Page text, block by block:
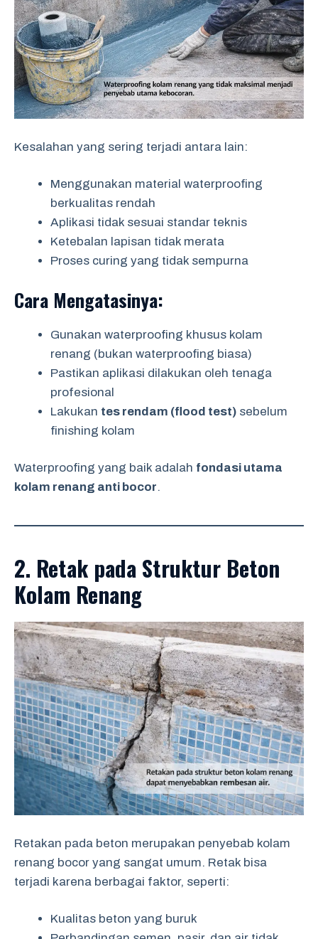
Kesalahan yang sering terjadi antara lain:
Menggunakan material waterproofing
berkualitas rendah
Aplikasi tidak sesuai standar teknis
Ketebalan lapisan tidak merata
Proses curing yang tidak sempurna
Cara Mengatasinya:
Gunakan waterproofing khusus kolam
renang (bukan waterproofing biasa)
Pastikan aplikasi dilakukan oleh tenaga
profesional
Lakukan tes rendam (flood test) sebelum
finishing kolam
Waterproofing yang baik adalah fondasi utama
kolam renang anti bocor.
2. Retak pada Struktur Beton
Kolam Renang
Retakan pada beton merupakan penyebab kolam
renang bocor yang sangat umum. Retak bisa
terjadi karena berbagai faktor, seperti:
Kualitas beton yang buruk